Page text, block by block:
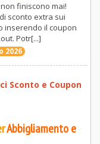
finiscono mai!
sconto extra sui
inserendo il coupon
Potr[...]
2026
Sconto e Coupon
Abbigliamento e